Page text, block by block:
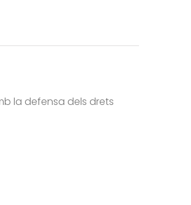
la defensa dels drets